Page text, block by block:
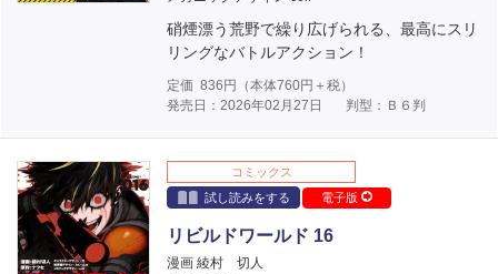
硝煙漂う荒野で繰り広げられる、最高にスリ
リングなバトルアクション！
定価 836 円（本体760円＋税）
発売日：2026年02月27日
判型：Ｂ６判
コミックス
試し読みをする
電子版
リビルドワールド 16
漫画 綾村 切人